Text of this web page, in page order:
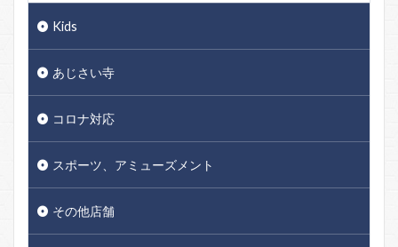
Kids
あじさい寺
コロナ対応
スポーツ、アミューズメント
その他店舗